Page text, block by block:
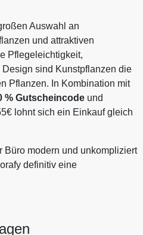
Auswahl an
und attraktiven
Pflegeleichtigkeit,
sind Kunstpflanzen die
Pflanzen. In Kombination mit
% Gutscheincode und
lohnt sich ein Einkauf gleich
Büro modern und unkompliziert
definitiv eine